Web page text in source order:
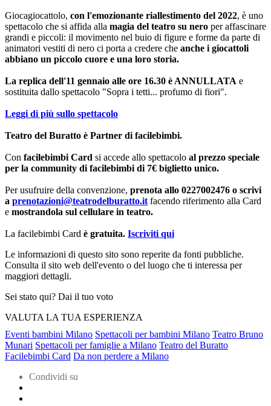
Giocagiocattolo, con l'emozionante riallestimento del 2022, è uno
spettacolo che si affida alla magia del teatro su nero per affascinare
grandi e piccoli: il movimento nel buio di figure e forme da parte di
animatori vestiti di nero ci porta a credere che anche i giocattoli
abbiano un piccolo cuore e una loro storia.
La replica dell'11 gennaio alle ore 16.30 è ANNULLATA e
sostituita dallo spettacolo "Sopra i tetti... profumo di fiori".
Leggi di più sullo spettacolo
Teatro del Buratto è Partner di facilebimbi.
Con facilebimbi Card si accede allo spettacolo al prezzo speciale
per la community di facilebimbi di 7€ biglietto unico.
Per usufruire della convenzione, prenota allo 0227002476 o scrivi
a prenotazioni@teatrodelburatto.it facendo riferimento alla Card
e mostrandola sul cellulare in teatro.
La facilebimbi Card è gratuita. Iscriviti qui
Le informazioni di questo sito sono reperite da fonti pubbliche.
Consulta il sito web dell'evento o del luogo che ti interessa per
maggiori dettagli.
Sei stato qui? Dai il tuo voto
VALUTA LA TUA ESPERIENZA
Eventi bambini Milano Spettacoli per bambini Milano Teatro Bruno
Munari Spettacoli per famiglie a Milano Teatro del Buratto
Facilebimbi Card Da non perdere a Milano
Condividi su